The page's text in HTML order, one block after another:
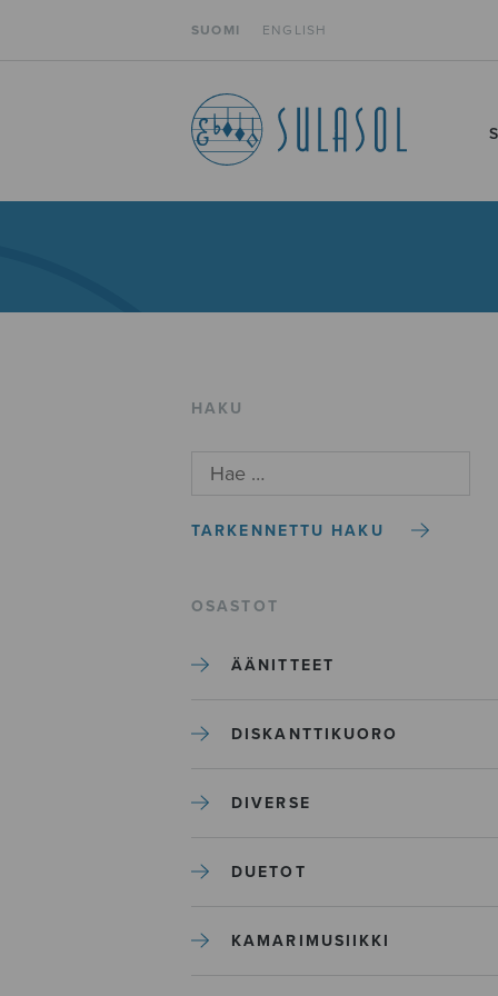
SUOMI ENGLISH
HAKU
TARKENNETTU HAKU
OSASTOT
ÄÄNITTEET
DISKANTTIKUORO
DIVERSE
DUETOT
KAMARIMUSIIKKI